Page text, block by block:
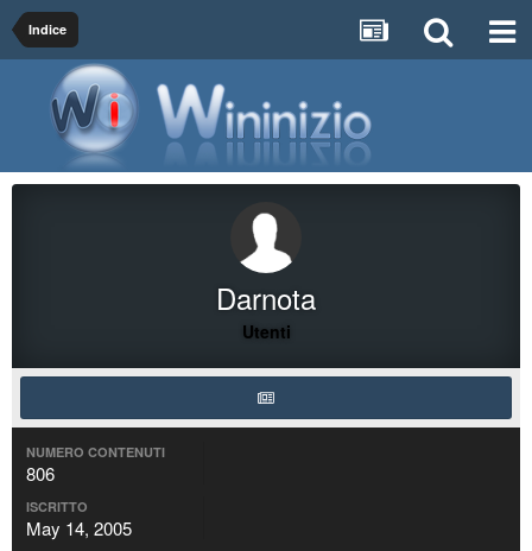
Indice
Darnota
Utenti
NUMERO CONTENUTI
806
ISCRITTO
May 14, 2005